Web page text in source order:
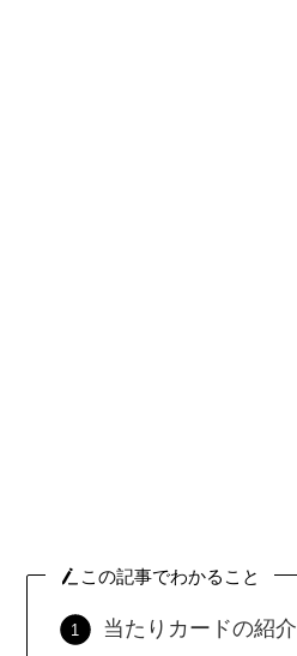
この記事でわかること
当たりカードの紹介